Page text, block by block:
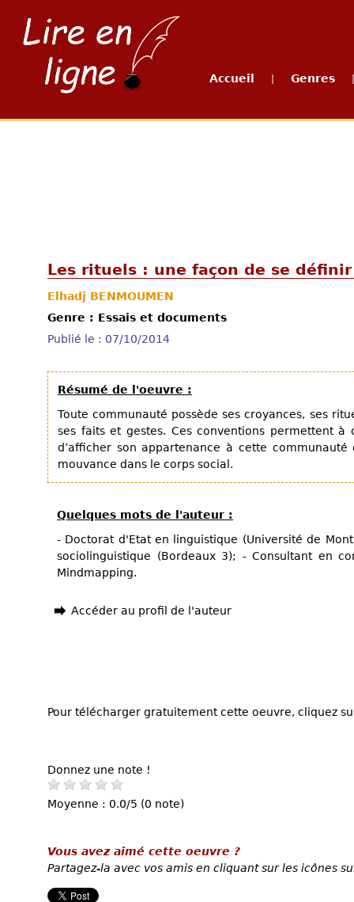
Accueil Genres
Les rituels : une façon de se définir
Elhadj BENMOUMEN
Genre : Essais et documents
Publié le : 07/10/2014
Résumé de l'oeuvre :
Toute communauté possède ses croyances, ses
ses faits et gestes. Ces conventions permettent à
d’afficher son appartenance à cette
mouvance dans le corps social.
Quelques mots de l'auteur :
- Doctorat d'Etat en linguistique (Université de
sociolinguistique (Bordeaux 3); - Consultant en
Mindmapping.
Accéder au profil de l'auteur
Pour télécharger gratuitement cette oeuvre, cliquez
Donnez une note !
Moyenne : 0.0/5 (0 note)
Vous avez aimé cette oeuvre ?
Partagez-la avec vos amis en cliquant sur les icônes